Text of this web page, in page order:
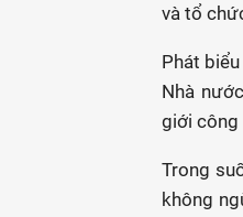
và tổ
Phát
Nhà
giới công
Trong
không